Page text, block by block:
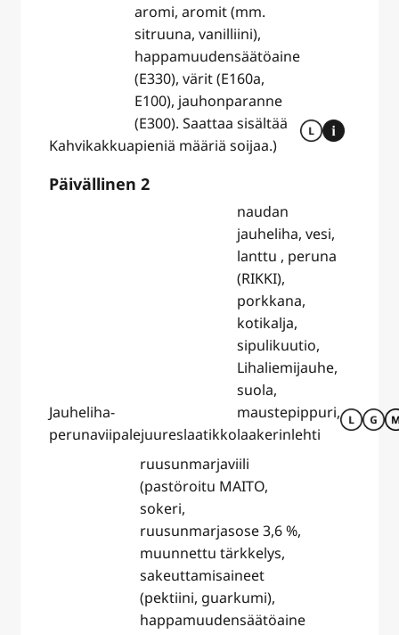
Kahvikakkua
aromi, aromit (mm.
sitruuna, vanilliini),
happamuudensäätöaine
(E330), värit (E160a,
E100), jauhonparanne
(E300). Saattaa sisältää
pieniä määriä soijaa.)
Päivällinen 2
Jauheliha-
perunaviipalejuureslaatikko
naudan
jauheliha, vesi,
lanttu , peruna
(RIKKI),
porkkana,
kotikalja,
sipulikuutio,
Lihaliemijauhe,
suola,
maustepippuri,
laakerinlehti
ruusunmarjaviili
(pastöroitu MAITO,
sokeri,
ruusunmarjasose 3,6 %,
muunnettu tärkkelys,
sakeuttamisaineet
(pektiini, guarkumi),
happamuudensäätöaine